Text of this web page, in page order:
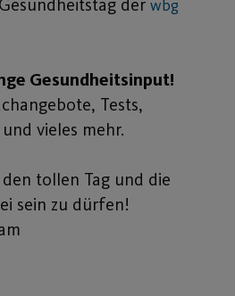
der wbg
Gesundheitsinput!
Tests,
vieles mehr.
tollen Tag und die
sein zu dürfen!